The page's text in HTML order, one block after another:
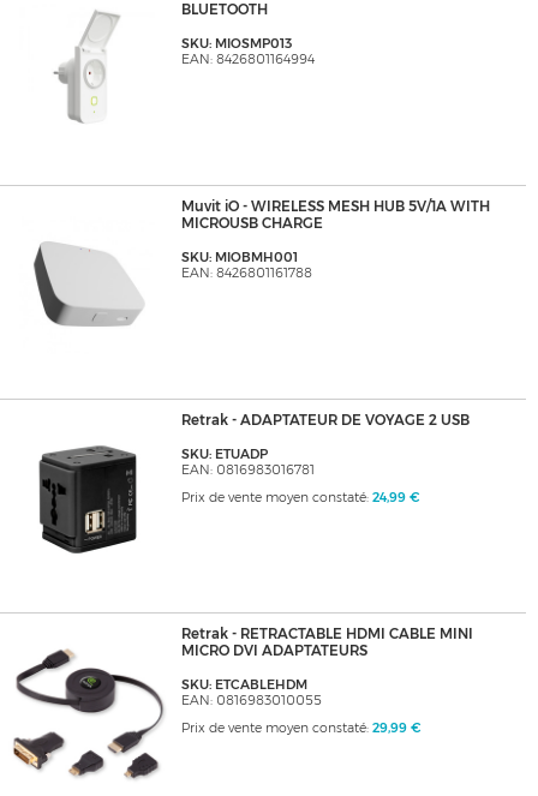
BLUETOOTH
SKU: MIOSMP013
EAN: 8426801164994
Muvit iO - WIRELESS MESH HUB 5V/1A WITH
MICROUSB CHARGE
SKU: MIOBMH001
EAN: 8426801161788
Retrak - ADAPTATEUR DE VOYAGE 2 USB
SKU: ETUADP
EAN: 0816983016781
Prix de vente moyen constaté: 24,99 €
Retrak - RETRACTABLE HDMI CABLE MINI
MICRO DVI ADAPTATEURS
SKU: ETCABLEHDM
EAN: 0816983010055
Prix de vente moyen constaté: 29,99 €